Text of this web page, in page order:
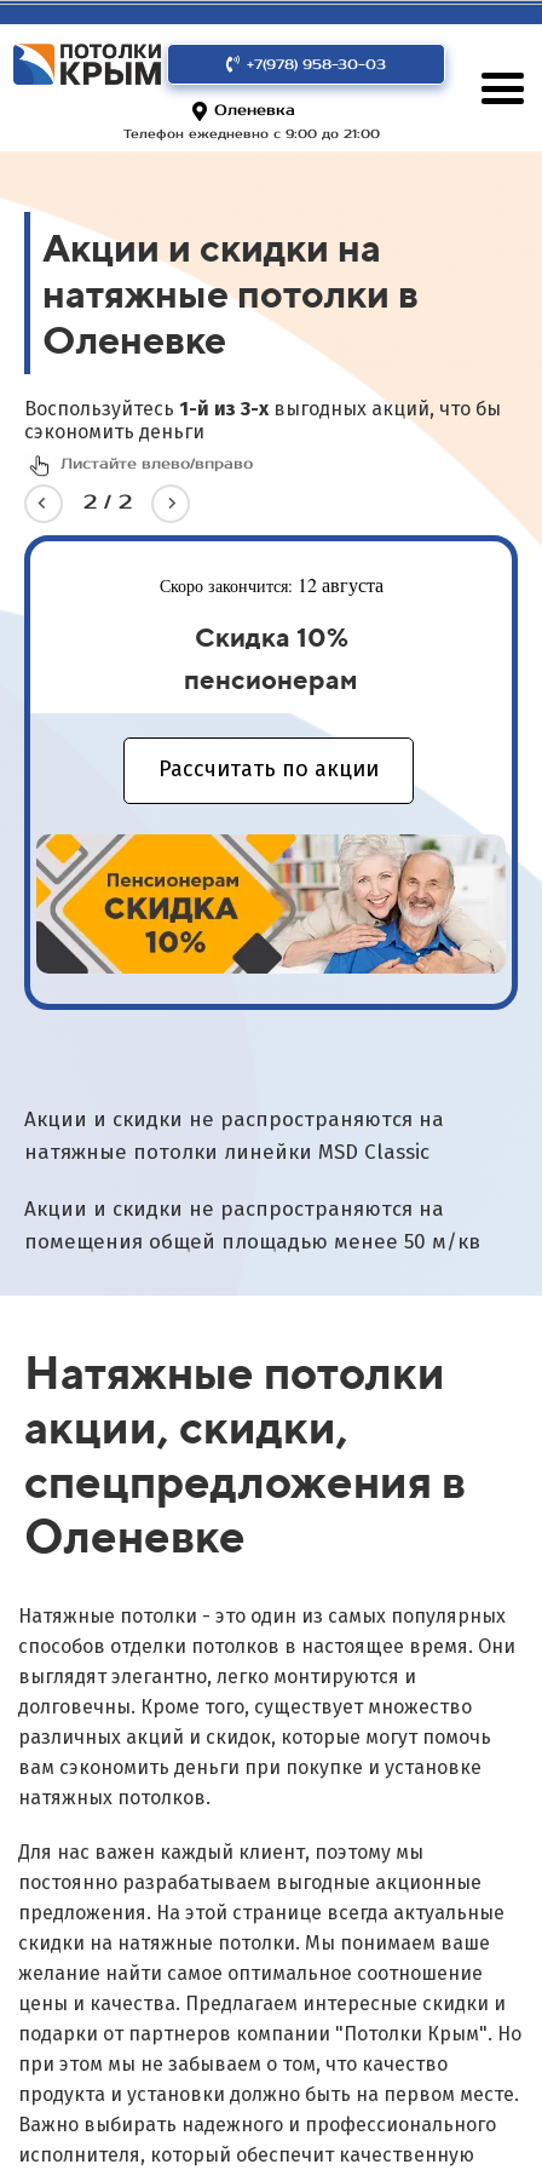
+7(978) 958-30-03
Оленевка
Телефон ежедневно с 9:00 до 21:00
Акции и скидки на
натяжные потолки в
Оленевке
Воспользуйтесь 1-й из 3-х выгодных акций, что бы
сэкономить деньги
Листайте влево/вправо
2/ 2
Скоро закончится: 12 августа
Скидка 10%
пенсионерам
Рассчитать по акции
Акции и скидки не распространяются на
натяжные потолки линейки MSD Classic
Акции и скидки не распространяются на
помещения общей площадью менее 50 м/кв
Натяжные потолки
акции, скидки,
спецпредложения в
Оленевке
Натяжные потолки - это один из самых популярных
способов отделки потолков в настоящее время. Они
выглядят элегантно, легко монтируются и
долговечны. Кроме того, существует множество
различных акций и скидок, которые могут помочь
вам сэкономить деньги при покупке и установке
натяжных потолков.
Для нас важен каждый клиент, поэтому мы
постоянно разрабатываем выгодные акционные
предложения. На этой странице всегда актуальные
скидки на натяжные потолки. Мы понимаем ваше
желание найти самое оптимальное соотношение
цены и качества. Предлагаем интересные скидки и
подарки от партнеров компании "Потолки Крым". Но
при этом мы не забываем о том, что качество
продукта и установки должно быть на первом месте.
Важно выбирать надежного и профессионального
исполнителя, который обеспечит качественную